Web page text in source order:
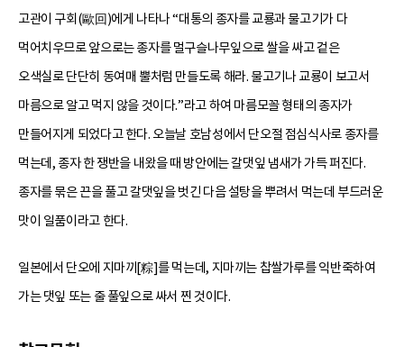
고관이 구회(歐回)에게 나타나 “대통의 종자를 교룡과 물고기가 다
먹어치우므로 앞으로는 종자를 멀구슬나무잎으로 쌀을 싸고 겉은
오색실로 단단히 동여매 뿔처럼 만들도록 해라. 물고기나 교룡이 보고서
마름으로 알고 먹지 않을 것이다.”라고 하여 마름모꼴 형태의 종자가
만들어지게 되었다고 한다. 오늘날 호남성에서 단오절 점심식사로 종자를
먹는데, 종자 한 쟁반을 내왔을 때 방안에는 갈댓잎 냄새가 가득 퍼진다.
종자를 묶은 끈을 풀고 갈댓잎을 벗긴 다음 설탕을 뿌려서 먹는데 부드러운
맛이 일품이라고 한다.
일본에서 단오에 지마끼[粽]를 먹는데, 지마끼는 찹쌀가루를 익반죽하여
가는 댓잎 또는 줄 풀잎으로 싸서 찐 것이다.